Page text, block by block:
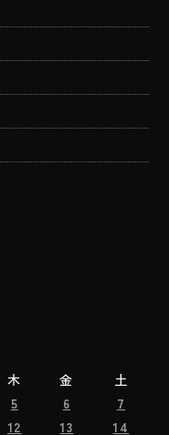
木 金
土
5 6
7
12 13 14